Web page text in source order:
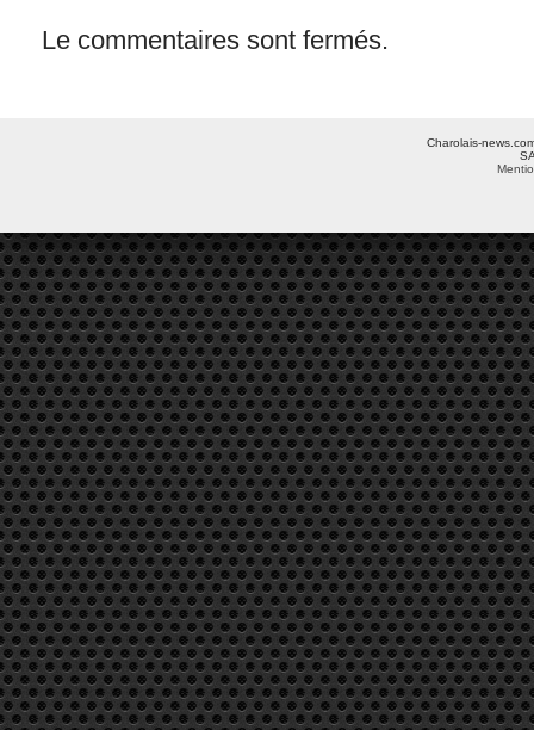
Le commentaires sont fermés.
Charolais-